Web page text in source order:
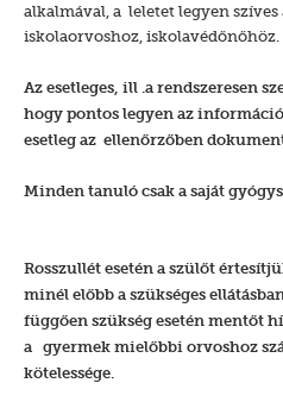
alkalmával, a leletet legyen
iskolaorvoshoz, iskolavédőnőhöz.
Az esetleges, ill .a rendszeresen
hogy pontos legyen az
esetleg az ellenőrzőben
Minden tanuló csak a
Rosszullét esetén a szülőt
minél előbb a szükséges
függően szükség esetén mentőt
a gyermek mielőbbi orvoshoz
kötelessége.